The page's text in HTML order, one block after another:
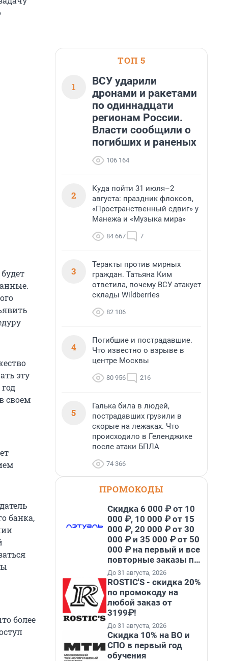
эту
своем
банка,
более
ТОП 5
1
ВСУ ударили
дронами и ракетами
по одиннадцати
регионам России.
Власти сообщили о
погибших и раненых
106 164
2
Куда пойти 31 июля–2
августа: праздник флоксов,
«Пространственный сдвиг» у
Манежа и «Музыка мира»
84 667 7
3
Теракты против мирных
граждан. Татьяна Ким
ответила, почему ВСУ атакует
склады Wildberries
82 106
4
Погибшие и пострадавшие.
Что известно о взрыве в
центре Москвы
80 956 216
5
Галька била в людей,
пострадавших грузили в
скорые на лежаках. Что
происходило в Геленджике
после атаки БПЛА
74 366
ПРОМОКОДЫ
Скидка 6 000 ₽ от 10
000 ₽, 10 000 ₽ от 15
000 ₽, 20 000 ₽ от 30
000 ₽ и 35 000 ₽ от 50
000 ₽ на первый и все
повторные заказы по
промокоду НАБЕРИ
До 31 августа, 2026
ROSTIC'S - скидка 20%
по промокоду на
любой заказ от
3199₽!
До 31 августа, 2026
Скидка 10% на ВО и
СПО в первый год
обучения